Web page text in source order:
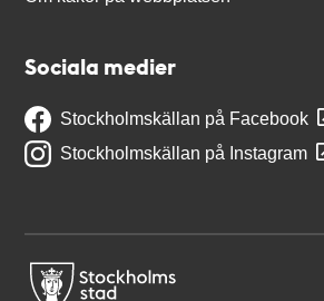
Sociala medier
Stockholmskällan på Facebook
Stockholmskällan på Instagram